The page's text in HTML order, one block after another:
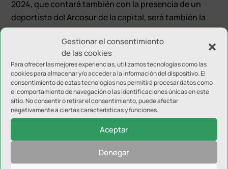
Gestionar el consentimiento
de las cookies
Para ofrecer las mejores experiencias, utilizamos tecnologías como las
cookies para almacenar y/o acceder a la información del dispositivo. El
consentimiento de estas tecnologías nos permitirá procesar datos como
el comportamiento de navegación o las identificaciones únicas en este
sitio. No consentir o retirar el consentimiento, puede afectar
negativamente a ciertas características y funciones.
Aceptar
Denegar
2024, que contará también con la presencia de un
deportista del Arcosur de la capital, será también la
sexta del Memorial José Julián Delgado ‘J’, que, como
cada año, servirá para recordar al que fuera socio
fundador y presidente del Club Santa Catalina de tiro
con arco y entrenador de muchos de los arqueros de
la capital.
Enviar comentario